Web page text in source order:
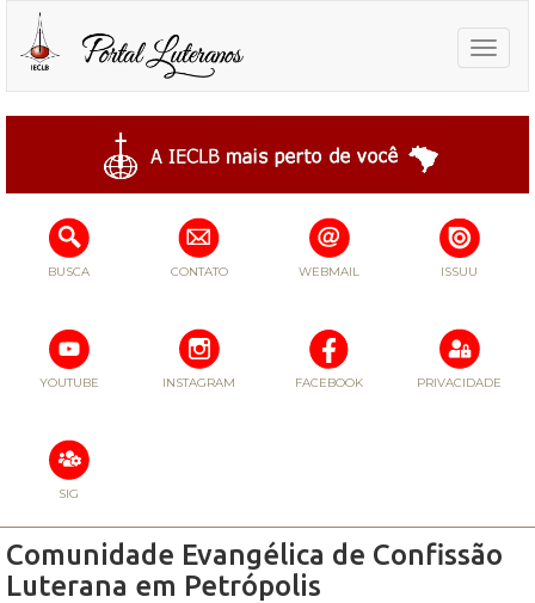
Toggle
BUSCA CONTATO WEBMAIL ISSUU
YOUTUBE INSTAGRAM FACEBOOK PRIVACIDADE
SIG
Comunidade Evangélica de Confissão
Luterana em Petrópolis